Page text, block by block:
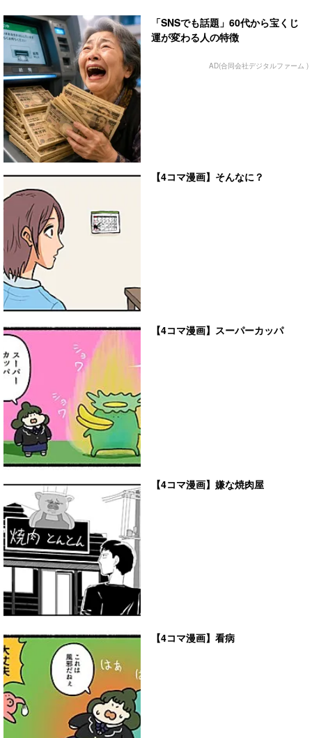
「SNSでも話題」60代から宝くじ
運が変わる人の特徴
AD(合同会社デジタルファーム )
【4コマ漫画】そんなに？
【4コマ漫画】スーパーカッパ
【4コマ漫画】嫌な焼肉屋
【4コマ漫画】看病